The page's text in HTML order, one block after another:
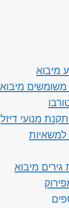
מיבוא
משומשים מיבוא
מנועי דיזל
למשאיות
מיבוא